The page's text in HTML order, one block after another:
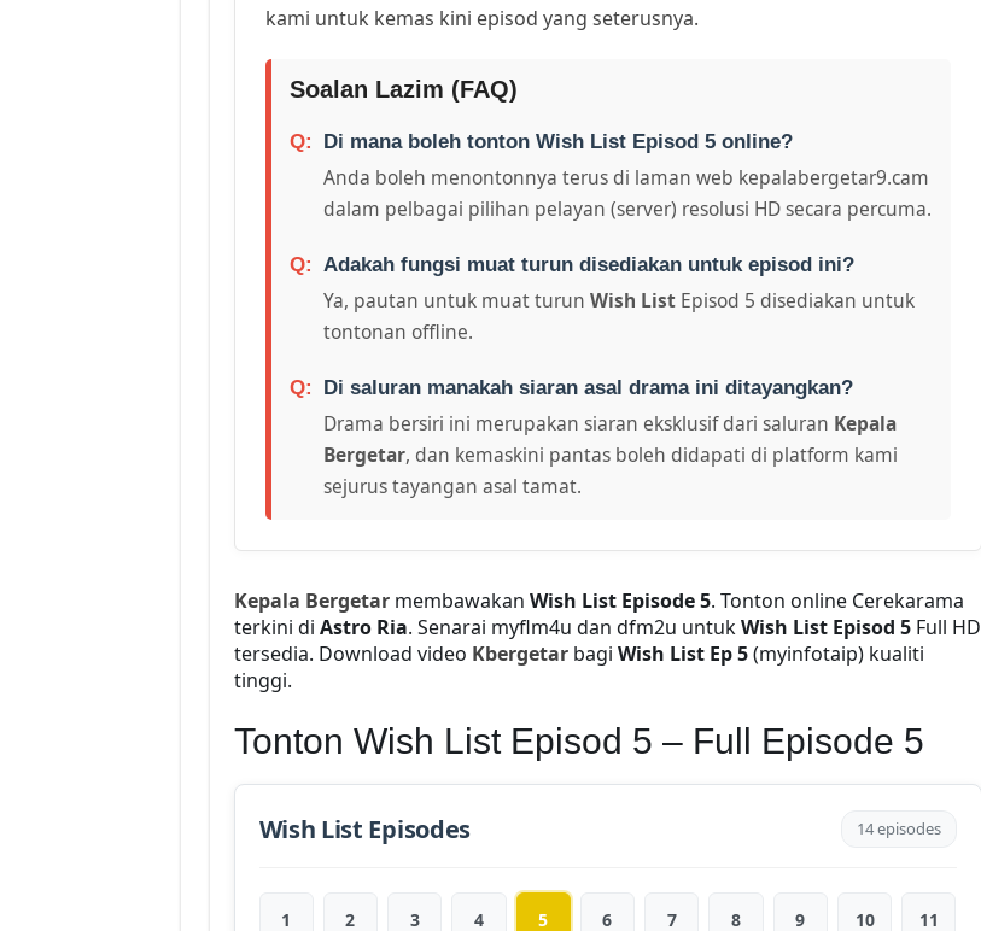
kami untuk kemas kini episod yang seterusnya.
Soalan Lazim (FAQ)
Di mana boleh tonton Wish List Episod 5 online?
Anda boleh menontonnya terus di laman web kepalabergetar9.cam
dalam pelbagai pilihan pelayan (server) resolusi HD secara percuma.
Adakah fungsi muat turun disediakan untuk episod ini?
Ya, pautan untuk muat turun Wish ListEpisod 5 disediakan untuk
tontonan offline.
Di saluran manakah siaran asal drama ini ditayangkan?
Drama bersiri ini merupakan siaran eksklusif dari saluran Kepala
Bergetar, dan kemaskini pantas boleh didapati di platform kami
sejurus tayangan asal tamat.
Kepala Bergetarmembawakan Wish List Episode 5. Tonton online Cerekarama
terkini di Astro Ria. Senarai myflm4u dan dfm2u untukWish List Episod 5Full HD
tersedia. Download video Kbergetarbagi Wish List Ep 5(myinfotaip) kualiti
tinggi.
Tonton Wish List Episod 5 – Full Episode 5
Wish List Episodes 14 episodes
1 2 3 4 5 6 7 8 9 10 11